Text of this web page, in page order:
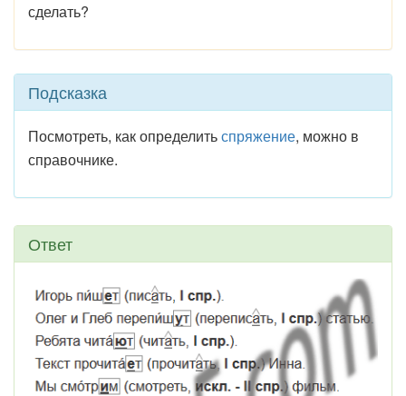
сделать?
Подсказка
Посмотреть, как определитьспряжение, можно в
справочнике.
Ответ